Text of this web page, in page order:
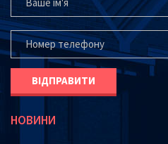
ВАШ ТЕЛЕФОН*
НОВИНИ